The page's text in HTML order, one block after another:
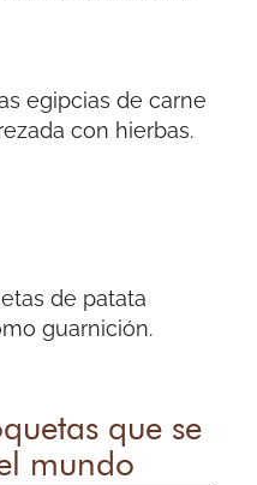
egipcias de carne
con hierbas.
de patata
guarnición.
que se
mundo